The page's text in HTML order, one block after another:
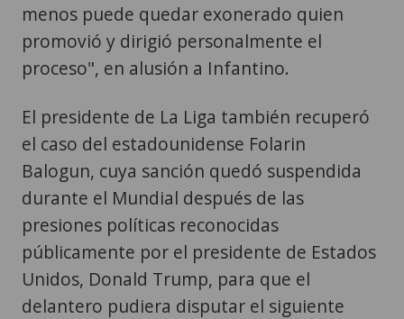
menos puede quedar exonerado quien
promovió y dirigió personalmente el
proceso", en alusión a Infantino.
El presidente de La Liga también recuperó
el caso del estadounidense Folarin
Balogun, cuya sanción quedó suspendida
durante el Mundial después de las
presiones políticas reconocidas
públicamente por el presidente de Estados
Unidos, Donald Trump, para que el
delantero pudiera disputar el siguiente